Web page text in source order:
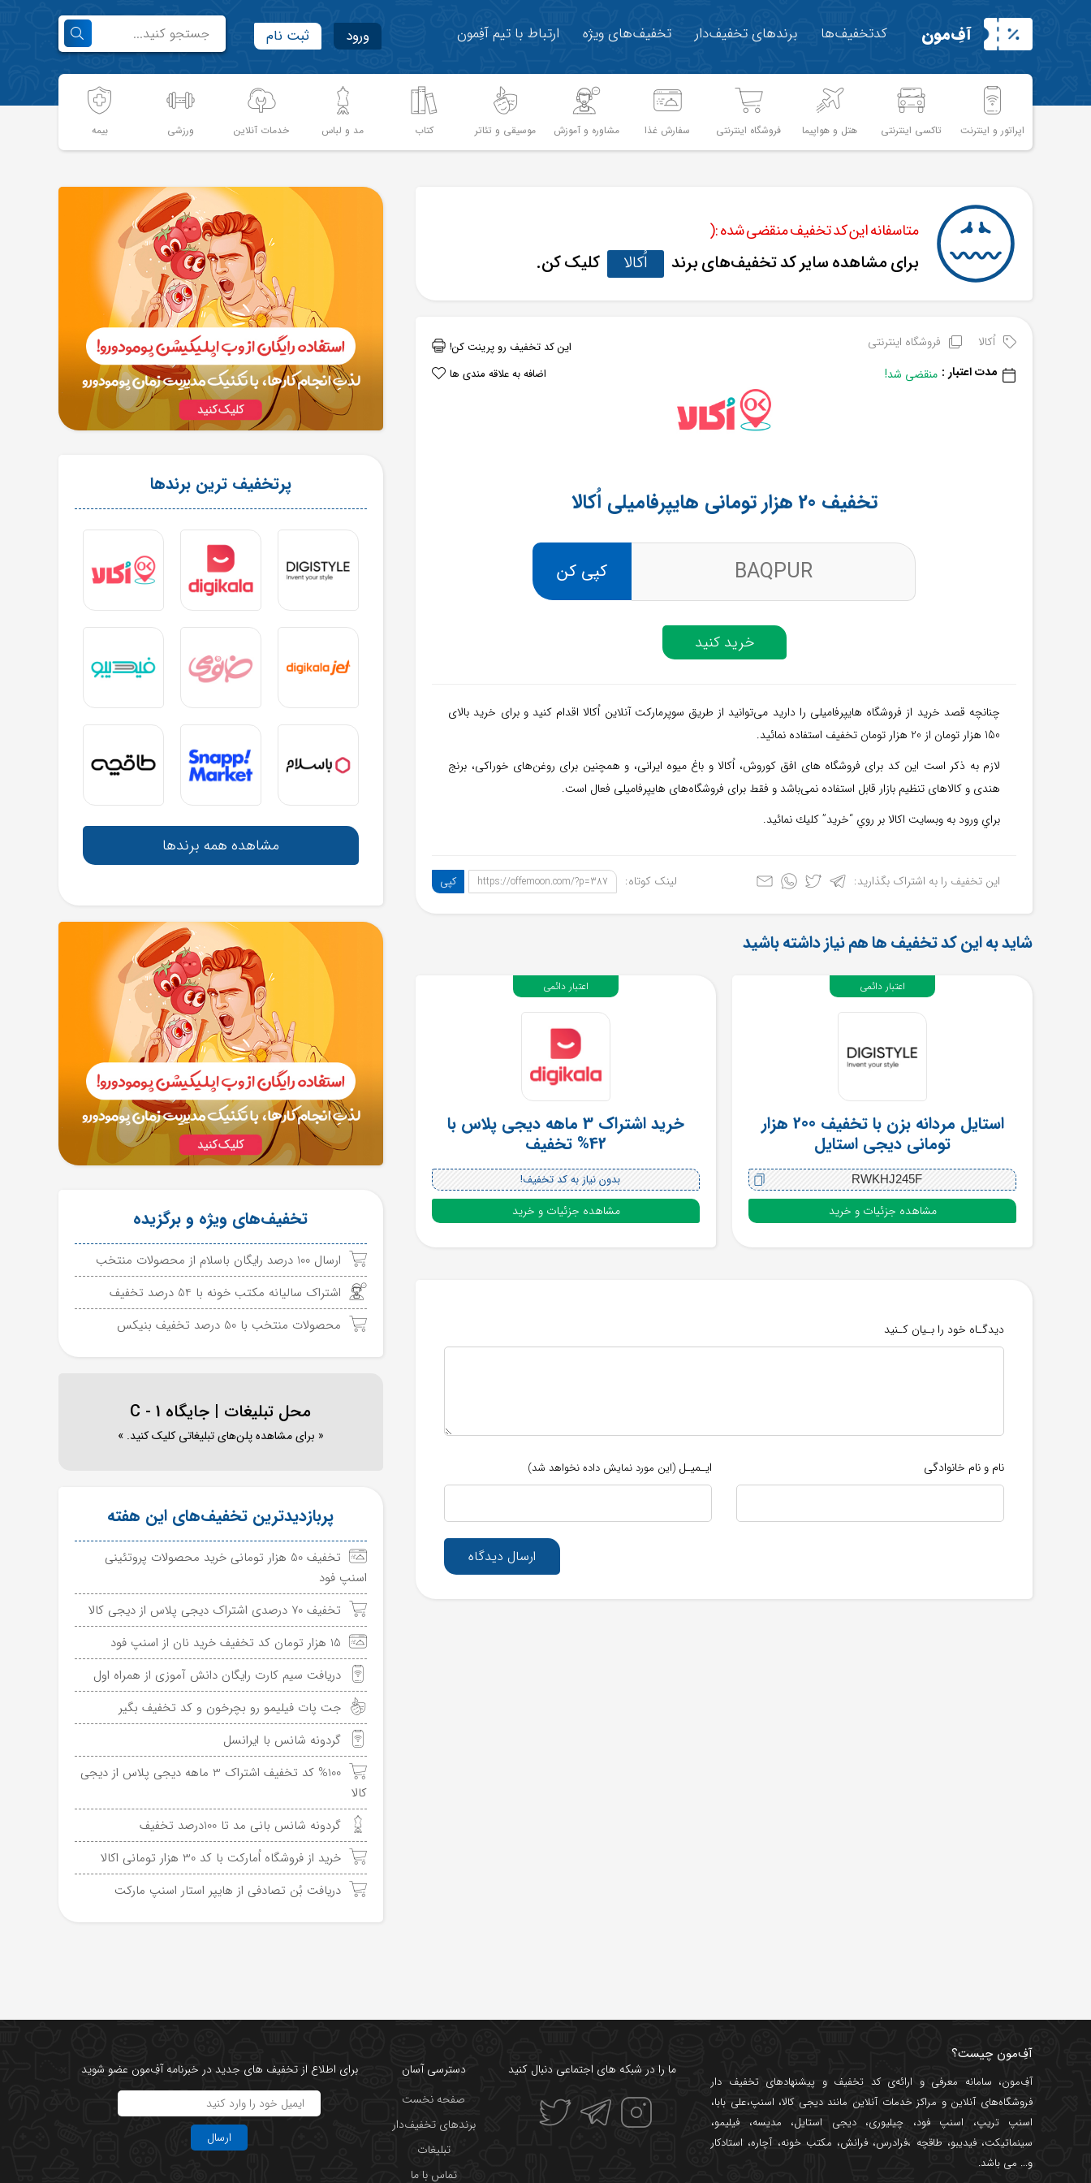
آفِ‌مون کدتخفیف‌ها برندهای تخفیف‌دار تخفیف‌های ویژه ارتباط با تیم آفِمون ورود ثبت نام
اپراتور و اینترنت تاکسی اینترنتی هتل و هواپیما فروشگاه اینترنتی سفارش غذا مشاوره و آموزش موسیقی و تئاتر کتاب مد و لباس خدمات آنلاین ورزشی بیمه
متاسفانه این کد تخفیف منقضی شده :(
برای مشاهده سایر کد تخفیف‌های برند اُکالا کلیک کن.
اُکالا
فروشگاه اینترنتی
مدت اعتبار : منقضی شد!
این کد تخفیف رو پرینت کن!
اضافه به علاقه مندی ها
تخفیف 20 هزار تومانی هایپر‌فامیلی اُکالا
BAQPUR کپی کن
خرید کنید
چنانچه قصد خرید از فروشگاه هایپرفامیلی را دارید می‌توانید از طریق سوپرمارکت آنلاین اُکالا اقدام کنید و برای خرید بالای
150 هزار تومان از 20 هزار تومان تخفیف استفاده نمائید.
لازم به ذکر است این کد برای فروشگاه های افق کوروش، اُکالا و باغ میوه ایرانی، و همچنین برای روغن‌های خوراکی، برنج
هندی و کالا‌های تنظیم بازار قابل استفاده نمی‌باشد و فقط برای فروشگاه‌های هایپر‌فامیلی فعال است.
براي ورود به وبسايت اكالا بر روي “خريد” كليك نمائید.
این تخفیف را به اشتراک بگذارید: لینک کوتاه: https://offemoon.com/?p=387 کپی
شاید به این کد تخفیف ها هم نیاز داشته باشید
استایل مردانه بزن با تخفیف 200 هزار
تومانی دیجی استایل
RWKHJ245F
مشاهده جزئیات و خرید
اعتبار دائمی
خرید اشتراک 3 ماهه دیجی پلاس با
42% تخفیف
بدون نیاز به کد تخفیف!
مشاهده جزئیات و خرید
اعتبار دائمی
دیدگـاه خود را بـیان کـنید
نام و نام خانوادگی ایـمیـل (این مورد نمایش داده نخواهد شد)
ارسال دیدگاه
پرتخفیف ترین برندها
مشاهده همه برندها
تخفیف‌های ویژه و برگزیده
ارسال 100 درصد رایگان باسلام از محصولات منتخب
اشتراک سالیانه مکتب خونه با 54 درصد تخفیف
محصولات منتخب با 50 درصد تخفیف بنیکس
محل تبلیغات | جایگاه C - 1
« برای مشاهده پلن‌های تبلیغاتی کلیک کنید. »
پربازدیدترین تخفیف‌های این هفته
تخفیف 50 هزار تومانی خرید محصولات پروتئینی
اسنپ فود
تخفیف 70 درصدی اشتراک دیجی پلاس از دیجی کالا
15 هزار تومان کد تخفیف خرید نان از اسنپ فود
دریافت سیم کارت رایگان دانش آموزی از همراه اول
جت پات فیلیمو رو بچرخون و کد تخفیف بگیر
گردونه شانس با ایرانسل
%100 کد تخفیف اشتراک 3 ماهه دیجی پلاس از دیجی
کالا
گردونه شانس بانی مد تا 100درصد تخفیف
خرید از فروشگاه اُمارکت با کد 30 هزار تومانی اکالا
دریافت بُن تصادفی از هایپر استار اسنپ مارکت
آفِ‌مون چیست؟
آفِ‌مون، سامانه معرفی و ارائه‌یکد تخفیف و پیشنهادهای تخفیف دار
فروشگاه‌های آنلاین و مراکز خدمات آنلاین ماننددیجی کالا، اسنپ،علی بابا،
اسنپ تریپ، اسنپ فود، چیلیوری،دیجی استایل، مدیسه، فیلیمو،
سینماتیکت،فیدیبو، طاقچه ،فرادرس، فرانش، مکتب خونه،آچاره، استادکار
و... می باشد.
ما را در شبکه های اجتماعی دنبال کنید
دسترسی آسان
صفحه نخست
برندهای تخفیف‌دار
تبلیغات
تماس با ما
برای اطلاع از تخفیف های جدید در خبرنامه آفِ‌مون عضو شوید
ارسال